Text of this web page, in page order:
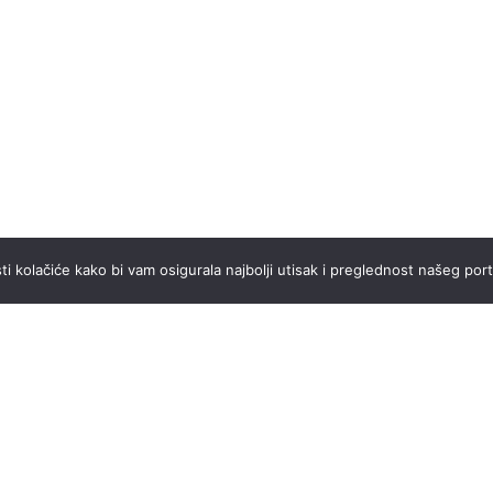
kolačiće kako bi vam osigurala najbolji utisak i preglednost našeg